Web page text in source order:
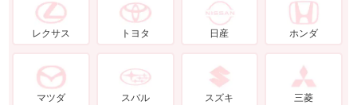
レクサス トヨタ 日産 ホンダ
マツダ スバル スズキ 三菱